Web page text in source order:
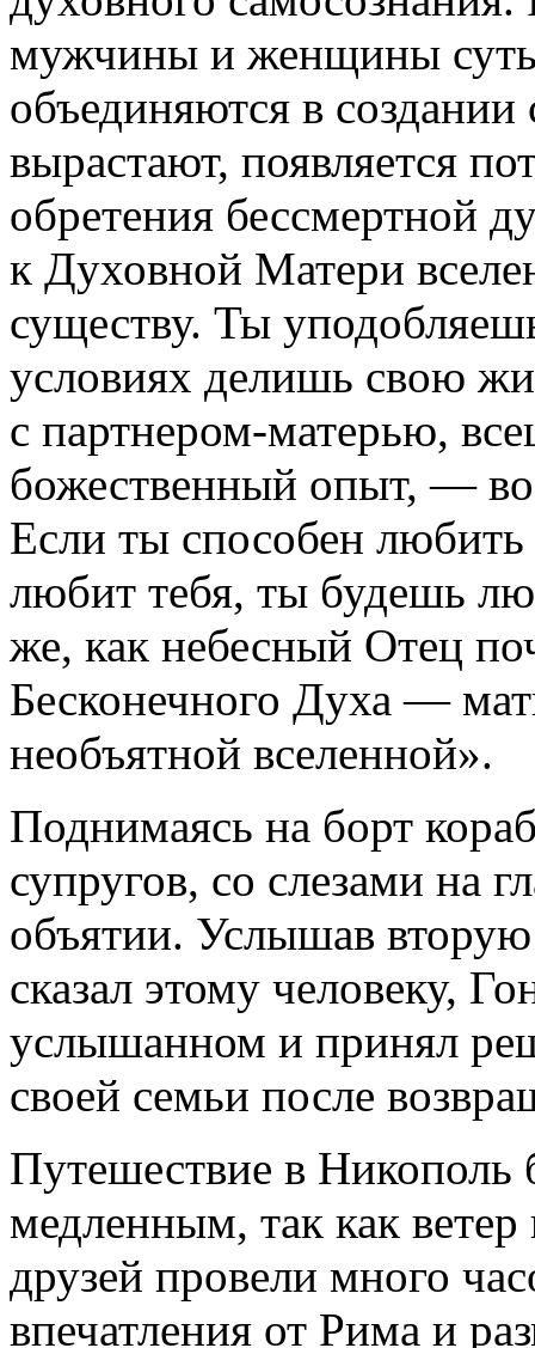
мужчины и женщины
объединяются в
вырастают, появляется
обретения бессмертной
к Духовной Матери
существу. Ты
условиях делишь свою
с партнером-матерью,
божественный опыт, —
Если ты способен любить
любит тебя, ты будешь
же, как небесный Отец
Бесконечного Духа —
необъятной вселенной».
Поднимаясь на борт
супругов, со слезами на
объятии. Услышав
сказал этому человеку,
услышанном и принял
своей семьи после
Путешествие в
медленным, так как
друзей провели много
впечатления от Рима и